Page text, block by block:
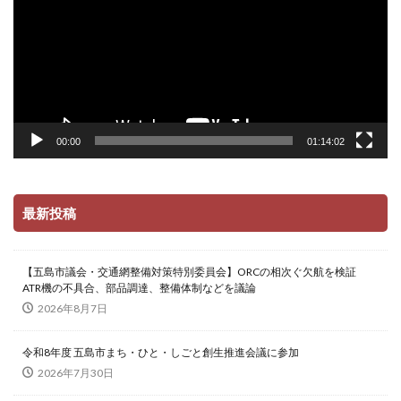
00:00 01:14:02
最新投稿
【五島市議会・交通網整備対策特別委員会】ORCの相次ぐ欠航を検証
ATR機の不具合、部品調達、整備体制などを議論
2026年8月7日
令和8年度 五島市まち・ひと・しごと創生推進会議に参加
2026年7月30日